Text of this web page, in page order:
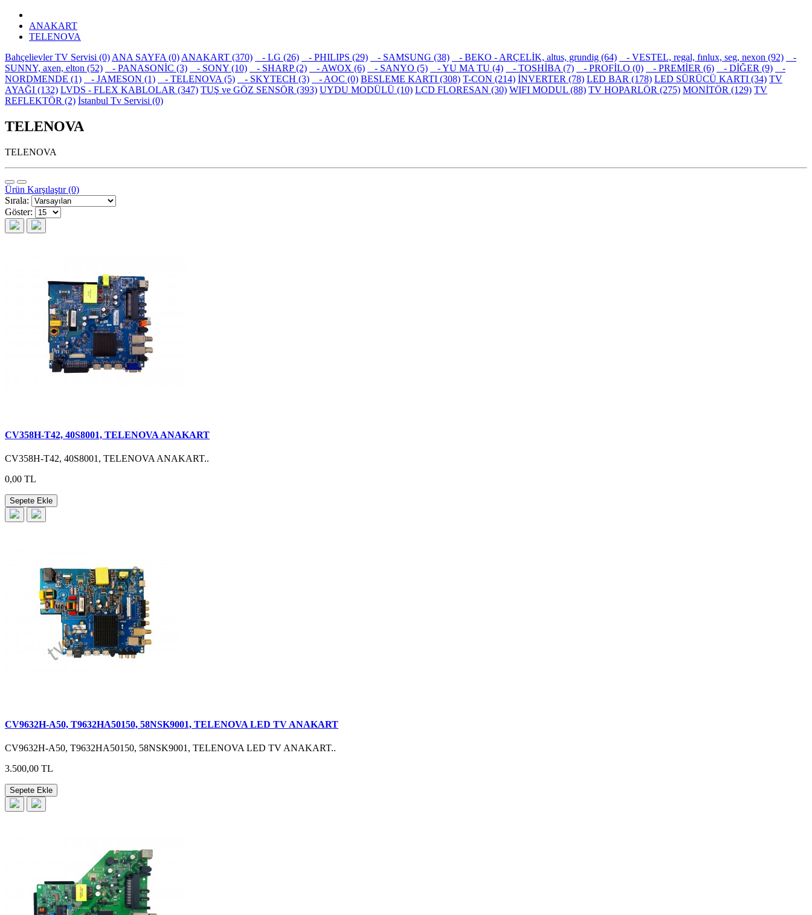
ANAKART
TELENOVA
Bahçelievler TV Servisi (0) ANA SAYFA (0) ANAKART (370) - LG (26) - PHILIPS (29) - SAMSUNG (38) - BEKO - ARÇELİK, altus, grundig (64) - VESTEL, regal, fınlux, seg, nexon (92)
-
SUNNY, axen, elton (52)
- PANASONİC (3) - SONY (10) - SHARP (2) - AWOX (6) - SANYO (5) - YU MA TU (4) - TOSHİBA (7) - PROFİLO (0) - PREMİER (6) - DİĞER (9)
-
NORDMENDE (1)
- JAMESON (1) - TELENOVA (5) - SKYTECH (3) - AOC (0) BESLEME KARTI (308) T-CON (214) İNVERTER (78) LED BAR (178) LED SÜRÜCÜ KARTI (34) TV
AYAĞI (132) LVDS - FLEX KABLOLAR (347) TUŞ ve GÖZ SENSÖR (393) UYDU MODÜLÜ (10) LCD FLORESAN (30) WIFI MODUL (88) TV HOPARLÖR (275) MONİTÖR (129) TV
REFLEKTÖR (2) İstanbul Tv Servisi (0)
TELENOVA
TELENOVA
Ürün Karşılaştır (0)
Sırala:
Göster:
CV358H-T42, 40S8001, TELENOVA ANAKART
CV358H-T42, 40S8001, TELENOVA ANAKART..
0,00 TL
Sepete Ekle
CV9632H-A50, T9632HA50150, 58NSK9001, TELENOVA LED TV ANAKART
CV9632H-A50, T9632HA50150, 58NSK9001, TELENOVA LED TV ANAKART..
3.500,00 TL
Sepete Ekle